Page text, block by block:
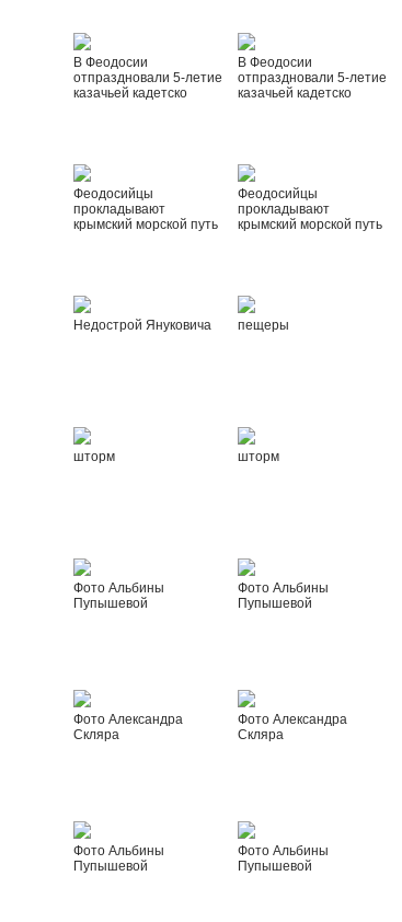
В Феодосии
отпраздновали 5-летие
казачьей кадетско
В Феодосии
отпраздновали 5-летие
казачьей кадетско
Феодосийцы
прокладывают
крымский морской путь
Феодосийцы
прокладывают
крымский морской путь
Недострой Януковича пещеры
шторм шторм
Фото Альбины
Пупышевой
Фото Альбины
Пупышевой
Фото Александра
Скляра
Фото Александра
Скляра
Фото Альбины
Пупышевой
Фото Альбины
Пупышевой